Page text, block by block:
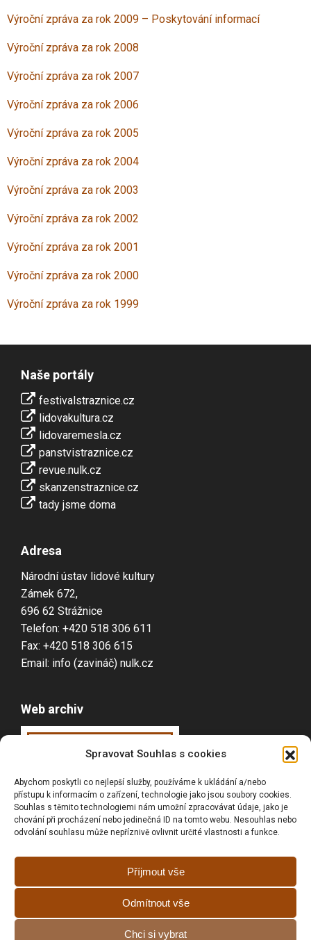
Spravovat Souhlas s cookies
Abychom poskytli co nejlepší služby, používáme k ukládání a/nebo
přístupu k informacím o zařízení, technologie jako jsou soubory cookies.
Souhlas s těmito technologiemi nám umožní zpracovávat údaje, jako je
chování při procházení nebo jedinečná ID na tomto webu. Nesouhlas nebo
odvolání souhlasu může nepříznivě ovlivnit určité vlastnosti a funkce.
Příjmout vše
Odmítnout vše
Chci si vybrat
Výroční zpráva za rok 2009 – Poskytování informací
Výroční zpráva za rok 2008
Výroční zpráva za rok 2007
Výroční zpráva za rok 2006
Výroční zpráva za rok 2005
Výroční zpráva za rok 2004
Výroční zpráva za rok 2003
Výroční zpráva za rok 2002
Výroční zpráva za rok 2001
Výroční zpráva za rok 2000
Výroční zpráva za rok 1999
Naše portály
festivalstraznice.cz
lidovakultura.cz
lidovaremesla.cz
panstvistraznice.cz
revue.nulk.cz
skanzenstraznice.cz
tady jsme doma
Adresa
Národní ústav lidové kultury
Zámek 672,
696 62 Strážnice
Telefon: +420 518 306 611
Fax: +420 518 306 615
Email: info (zavináč) nulk.cz
Web archiv
Webarchivováno
ČR
Vyhledávání
Prohlášní o přístupnosti